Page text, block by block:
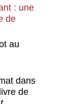
et
de
en
à
: une
de
au
dans
de